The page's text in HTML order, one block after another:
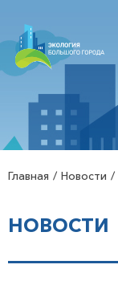
Главная Новости
НОВОСТИ